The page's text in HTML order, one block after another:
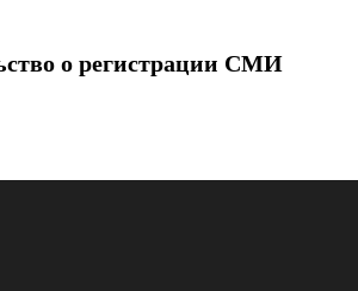
о регистрации СМИ